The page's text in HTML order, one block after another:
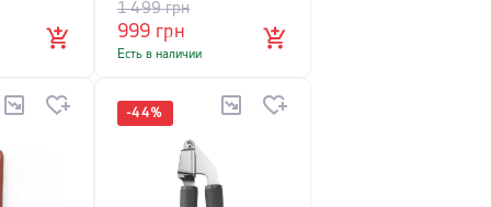
999 грн
1 499грн
Есть в наличии
-44%